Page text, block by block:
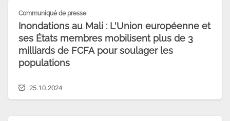
Communiqué de presse
Inondations au Mali : L'Union européenne et
ses États membres mobilisent plus de 3
milliards de FCFA pour soulager les
populations
25.10.2024